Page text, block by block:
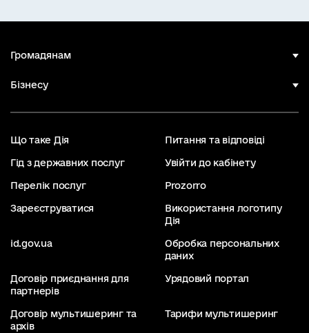
Громадянам
Бізнесу
Що таке Дія Питання та відповіді
Гід з державних послуг Увійти до кабінету
Перелік послуг Prozorro
Зареєструватися
Використання логотипу
Дія
id.gov.ua
Обробка персональних
даних
Договір приєднання для
партнерів
Урядовий портал
Договір мультишеринг та
архів
Тарифи мультишеринг